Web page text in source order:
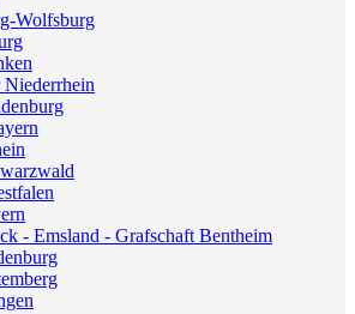
Wolfsburg
- Emsland - Grafschaft Bentheim